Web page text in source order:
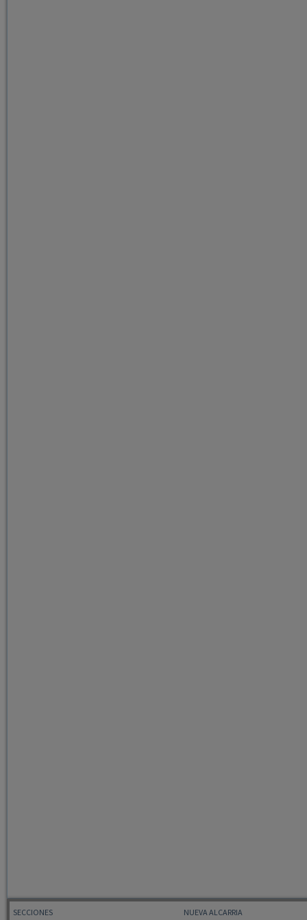
SECCIONES NUEVA ALCARRIA